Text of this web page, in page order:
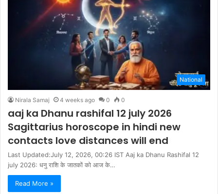
National
Nirala Samaj 4 weeks ago 0 0
aaj ka Dhanu rashifal 12 july 2026
Sagittarius horoscope in hindi new
contacts love distances will end
Last Updated:July 12, 2026, 00:26 IST Aaj ka Dhanu Rashifal 12
july 2026: धनु राशि के जातकों को आज के…
Read More »